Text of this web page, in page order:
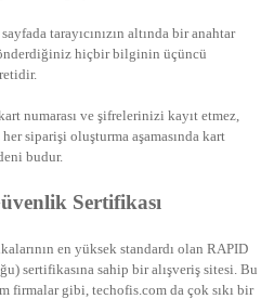
tarayıcınızın altında bir anahtar
hiçbir bilginin üçüncü
numarası ve şifrelerinizi kayıt etmez,
siparişi oluşturma aşamasında kart
budur.
Sertifikası
en yüksek standardı olan RAPID
sertifikasına sahip bir alışveriş sitesi. Bu
firmalar gibi, techofis.com da çok sıkı bir